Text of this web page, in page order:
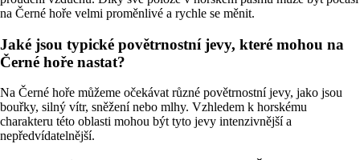
na Černé hoře velmi proměnlivé a rychle se měnit.
Jaké jsou typické povětrnostní jevy, které mohou na
Černé hoře nastat?
Na Černé hoře můžeme očekávat různé povětrnostní jevy, jako jsou
bouřky, silný vítr, sněžení nebo mlhy. Vzhledem k horskému
charakteru této oblasti mohou být tyto jevy intenzivnější a
nepředvídatelnější.